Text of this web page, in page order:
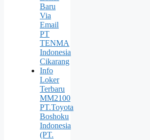
Baru
Via
Email
PT
TENMA
Indonesia
Cikarang
Info
Loker
Terbaru
MM2100
PT.Toyota
Boshoku
Indonesia
(PT.